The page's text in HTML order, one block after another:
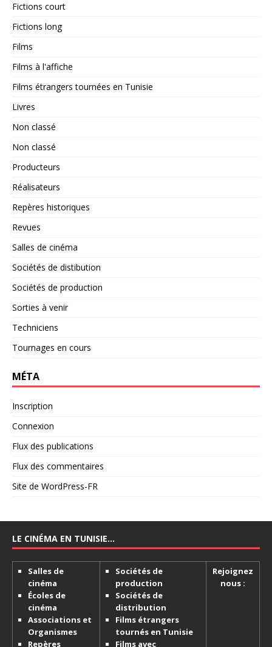
Fictions court
Fictions long
Films
Films à l'affiche
Films étrangers tournées en Tunisie
Livres
Non classé
Non classé
Producteurs
Réalisateurs
Repères historiques
Revues
Salles de cinéma
Sociétés de distibution
Sociétés de production
Sorties à venir
Techniciens
Tournages en cours
MÉTA
Inscription
Connexion
Flux des publications
Flux des commentaires
Site de WordPress-FR
LE CINÉMA EN TUNISIE…
Salles de
cinéma
Écoles de
cinéma
Associations et
Organismes
Repères
Sociétés de
production
Sociétés de
distribution
Films étrangers
tournés en Tunisie
Films avec
Rejoignez
nous :